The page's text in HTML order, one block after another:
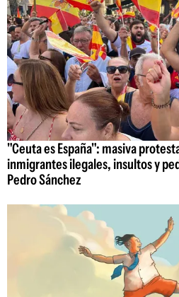
"Ceuta es España": masiva
inmigrantes ilegales, insultos y
Pedro Sánchez